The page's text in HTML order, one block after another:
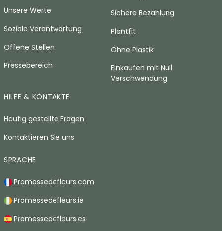
Unsere Werte
Soziale Verantwortung
Offene Stellen
Pressebereich
Sichere Bezahlung
Plantfit
Ohne Plastik
Einkaufen mit Null
Verschwendung
HILFE & KONTAKTE
Häufig gestellte Fragen
Kontaktieren Sie uns
SPRACHE
Promessedefleurs.com
Promessedefleurs.ie
Promessedefleurs.es